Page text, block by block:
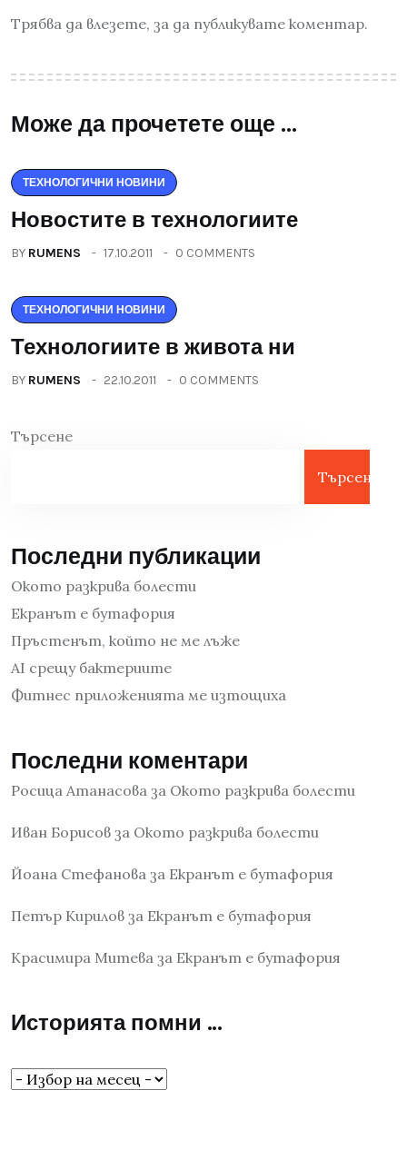
Трябва да влезете, за да публикувате коментар.
Може да прочетете още ...
ТЕХНОЛОГИЧНИ НОВИНИ
Новостите в технологиите
BY RUMENS 17.10.2011 0 COMMENTS
ТЕХНОЛОГИЧНИ НОВИНИ
Технологиите в живота ни
BY RUMENS 22.10.2011 0 COMMENTS
Търсене
Търсене
Последни публикации
Окото разкрива болести
Екранът е бутафория
Пръстенът, който не ме лъже
AI срещу бактериите
Фитнес приложенията ме изтощиха
Последни коментари
Росица Атанасова за Окото разкрива болести
Иван Борисов за Окото разкрива болести
Йоана Стефанова за Екранът е бутафория
Петър Кирилов за Екранът е бутафория
Красимира Митева за Екранът е бутафория
Историята помни …
Историята